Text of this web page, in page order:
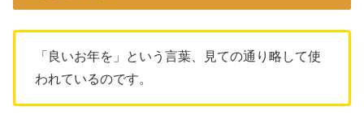
「良いお年を」という言葉、見ての通り略して使
われているのです。